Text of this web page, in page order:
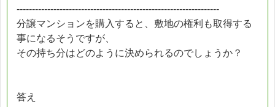
------------------------------------------------------------------
分譲マンションを購入すると、敷地の権利も取得する
事になるそうですが、
その持ち分はどのように決められるのでしょうか？
答え